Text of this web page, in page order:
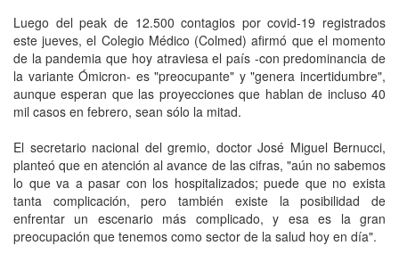
Luego del peak de 12.500 contagios por covid-19 registrados
este jueves, el Colegio Médico (Colmed) afirmó que el momento
de la pandemia que hoy atraviesa el país -con predominancia de
la variante Ómicron- es "preocupante" y "genera incertidumbre",
aunque esperan que las proyecciones que hablan de incluso 40
mil casos en febrero, sean sólo la mitad.
El secretario nacional del gremio, doctor José Miguel Bernucci,
planteó que en atención al avance de las cifras, "aún no sabemos
lo que va a pasar con los hospitalizados; puede que no exista
tanta complicación, pero también existe la posibilidad de
enfrentar un escenario más complicado, y esa es la gran
preocupación que tenemos como sector de la salud hoy en día".